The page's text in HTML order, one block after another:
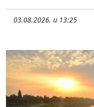
03.08.2026. u 13:25